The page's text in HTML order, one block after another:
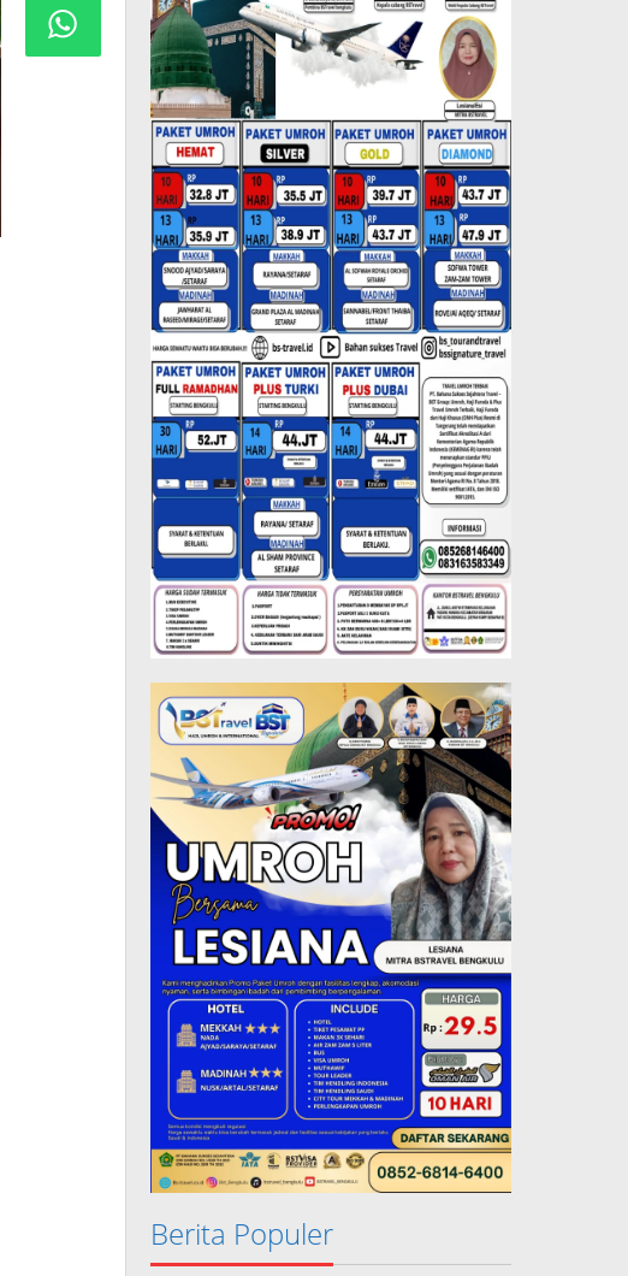
Berita Populer